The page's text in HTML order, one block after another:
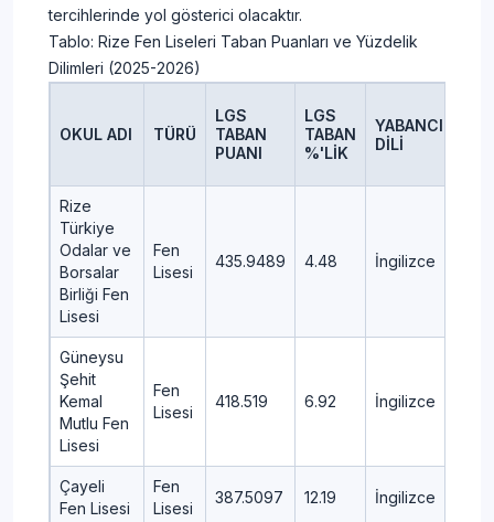
tercihlerinde yol gösterici olacaktır.
Tablo: Rize Fen Liseleri Taban Puanları ve Yüzdelik
Dilimleri (2025-2026)
OKUL ADI TÜRÜ
LGS
TABAN
PUANI
LGS
TABAN
%'LİK
YABANCI
DİLİ
Rize
Türkiye
Odalar ve
Borsalar
Birliği Fen
Lisesi
Fen
Lisesi
435.9489 4.48 İngilizce
Güneysu
Şehit
Kemal
Mutlu Fen
Lisesi
Fen
Lisesi
418.519 6.92 İngilizce
Çayeli
Fen Lisesi
Fen
Lisesi
387.5097 12.19 İngilizce